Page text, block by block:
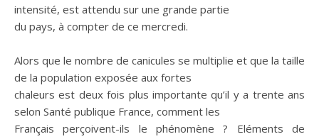
intensité, est attendu sur une grande partie
du pays, à compter de ce mercredi.
Alors que le nombre de canicules se multiplie et que la taille
de la population exposée aux fortes
chaleurs est deux fois plus importante qu’il y a trente ans
selon Santé publique France, comment les
Français perçoivent-ils le phénomène ? Eléments de